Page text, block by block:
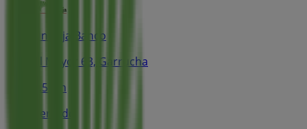
Unicaja Banco
Cl Mayor 63, Garrucha
8.5 km
Cerrado